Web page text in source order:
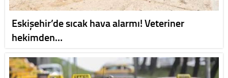
Eskişehir’de sıcak hava alarmı! Veteriner
hekimden…